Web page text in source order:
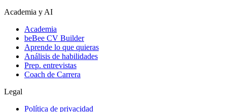
Academia y AI
Academia
beBee CV Builder
Aprende lo que quieras
Análisis de habilidades
Prep. entrevistas
Coach de Carrera
Legal
Política de privacidad